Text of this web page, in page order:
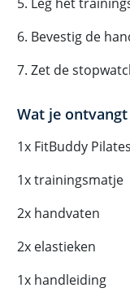
6. Bevestig de
7. Zet de
Wat je
1x FitBuddy
1x trainingsmatje
2x handvaten
2x elastieken
1x handleiding